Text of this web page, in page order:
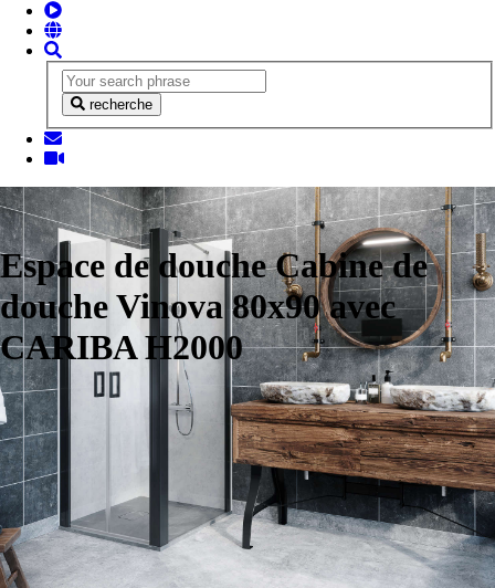
recherche
Espace de douche Cabine de
douche Vinova 80x90 avec
CARIBA H2000